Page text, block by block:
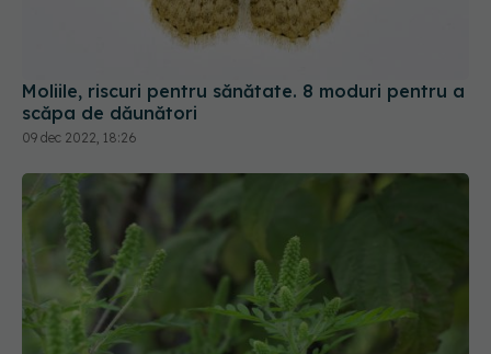
Moliile, riscuri pentru sănătate. 8 moduri pentru a
scăpa de dăunători
09 dec 2022, 18:26